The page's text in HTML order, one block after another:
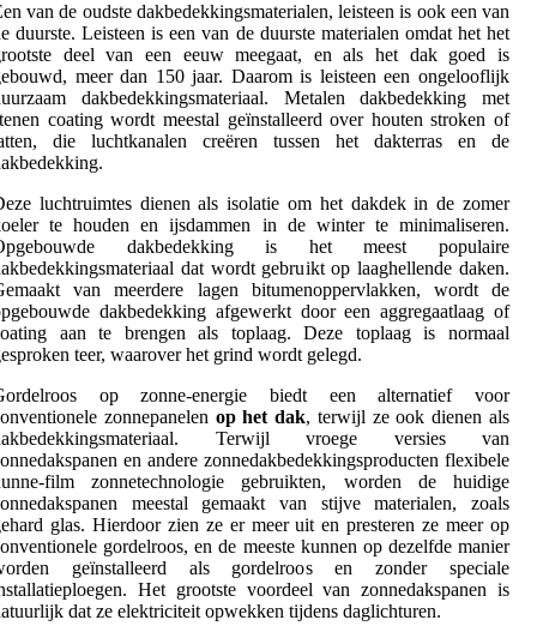
van de oudste dakbedekkingsmaterialen, leisteen is ook een van
duurste. Leisteen is een van de duurste materialen omdat het het
deel van een eeuw meegaat, en als het dak goed is
meer dan 150 jaar. Daarom is leisteen een ongelooflijk
dakbedekkingsmateriaal. Metalen dakbedekking met
coating wordt meestal geïnstalleerd over houten stroken of
die luchtkanalen creëren tussen het dakterras en de
luchtruimtes dienen als isolatie om het dakdek in de zomer
te houden en ijsdammen in de winter te minimaliseren.
dakbedekking is het meest populaire
dat wordt gebruikt op laaghellende daken.
van meerdere lagen bitumenoppervlakken, wordt de
dakbedekking afgewerkt door een aggregaatlaag of
aan te brengen als toplaag. Deze toplaag is normaal
teer, waarover het grind wordt gelegd.
op zonne-energie biedt een alternatief voor
zonnepanelen op het dak, terwijl ze ook dienen als
Terwijl vroege versies van
en andere zonnedakbedekkingsproducten flexibele
film zonnetechnologie gebruikten, worden de huidige
meestal gemaakt van stijve materialen, zoals
glas. Hierdoor zien ze er meer uit en presteren ze meer op
gordelroos, en de meeste kunnen op dezelfde manier
geïnstalleerd als gordelroos en zonder speciale
Het grootste voordeel van zonnedakspanen is
dat ze elektriciteit opwekken tijdens daglichturen.